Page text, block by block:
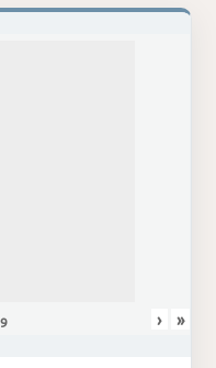
9 › »